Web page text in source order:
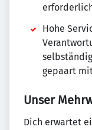
Hohe
gepaart
Unser
Dich erwartet